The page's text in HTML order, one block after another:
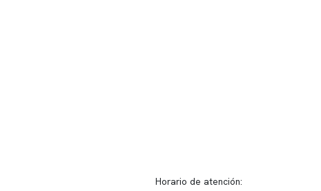
Horario de atención: